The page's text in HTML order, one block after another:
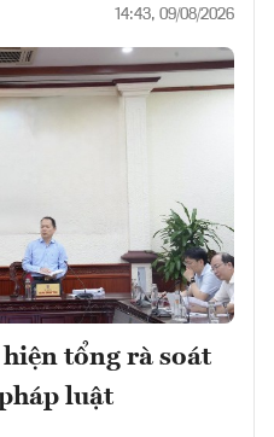
14:43, 09/08/2026
tổng rà soát
luật